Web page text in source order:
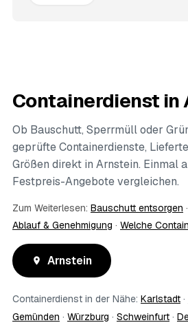
Containerdienst in
Ob Bauschutt, Sperrmüll oder
geprüfte Containerdienste,
Größen direkt in Arnstein. Einmal
Festpreis-Angebote vergleichen.
Zum Weiterlesen: Bauschutt entsorgen ·
Ablauf & Genehmigung · Welche
Arnstein
Containerdienst in der Nähe: Karlstadt ·
Gemünden · Würzburg · Schweinfurt ·